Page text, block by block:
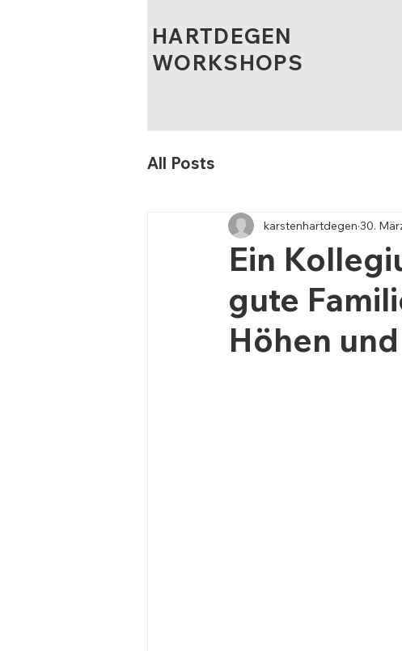
HARTDEGEN
WORKSHOPS
All Posts
Ein
gute
Höhen
karstenhartdegen 30.